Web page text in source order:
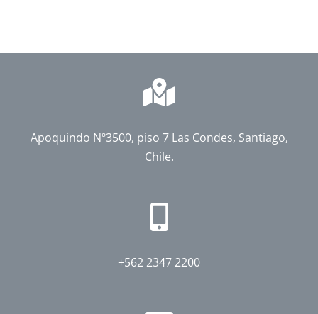
Apoquindo Nº3500, piso 7 Las Condes, Santiago,
Chile.
+562 2347 2200